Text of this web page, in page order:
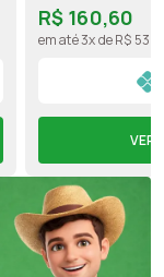
R$ 160,60
em até 3x de R$
VER